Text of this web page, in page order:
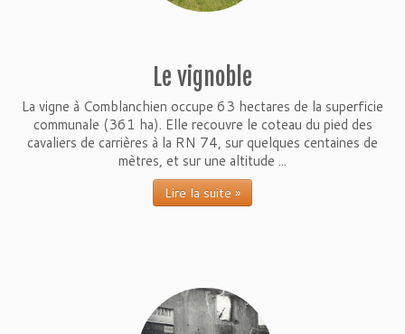
Le vignoble
La vigne à Comblanchien occupe 63 hectares de la superficie
communale (361 ha). Elle recouvre le coteau du pied des
cavaliers de carrières à la RN 74, sur quelques centaines de
mètres, et sur une altitude ...
Lire la suite »